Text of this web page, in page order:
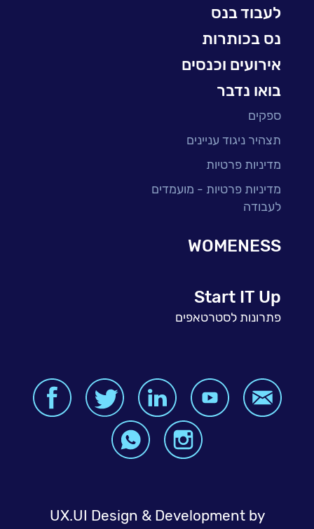
BI, Analytics & Big-Data
לעבוד בנס
נס בכותרות
אירועים וכנסים
בואו נדבר
ספקים
תצהיר ניגוד עניינים
מדיניות פרטיות
מדיניות פרטיות - מועמדים
לעבודה
WOMENESS
Start IT Up
פתרונות לסטרטאפים
UX.UI Design & Development by